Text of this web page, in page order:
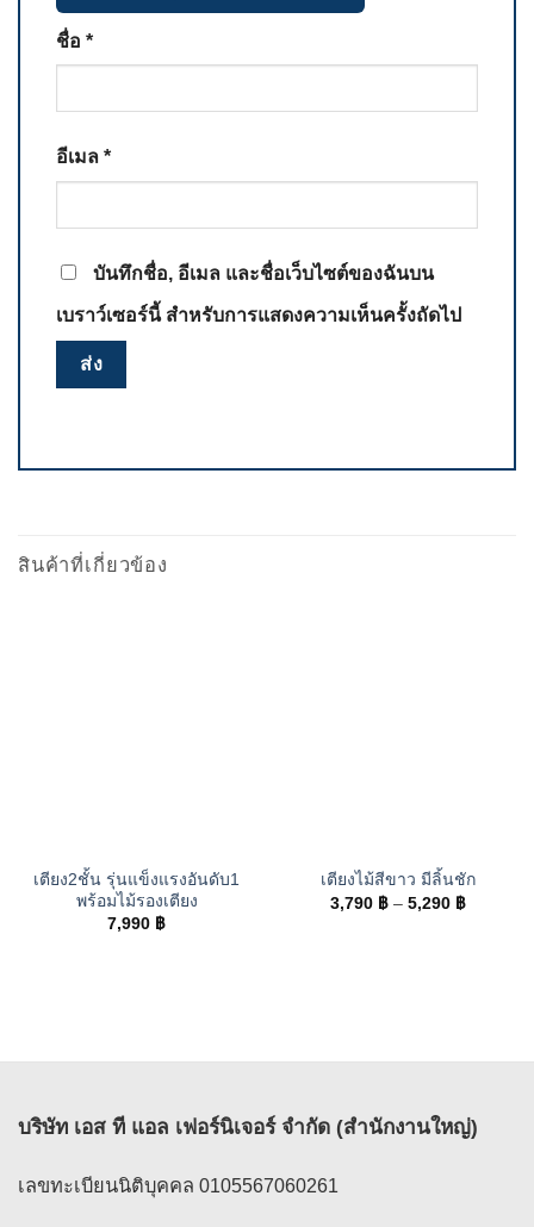
ชื่อ *
อีเมล *
บันทึกชื่อ, อีเมล และชื่อเว็บไซต์ของฉันบน
เบราว์เซอร์นี้ สำหรับการแสดงความเห็นครั้งถัดไป
สินค้าที่เกี่ยวข้อง
เตียง2ชั้น รุ่นแข็งแรงอันดับ1
พร้อมไม้รองเตียง
7,990 ฿
เตียงไม้สีขาว มีลิ้นชัก
3,790 ฿ – 5,290 ฿Price
บริษัท เอส ที แอล เฟอร์นิเจอร์ จำกัด (สำนักงานใหญ่)
เลขทะเบียนนิติบุคคล 0105567060261